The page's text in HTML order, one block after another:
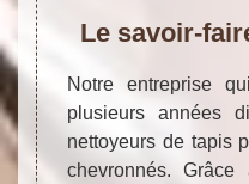
Le savoir-
Notre entreprise
plusieurs années
nettoyeurs de tapis
chevronnés.